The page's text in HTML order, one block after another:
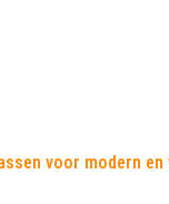
voor modern en